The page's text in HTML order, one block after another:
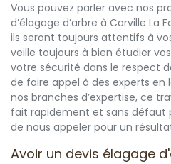
Vous pouvez parler avec nos
d’élagage d’arbre à Carville La
ils seront toujours attentifs à
veille toujours à bien étudier
votre sécurité dans le respect
de faire appel à des experts en
nos branches d’expertise, ce
fait rapidement et sans défaut
de nous appeler pour un
Avoir un devis élagage